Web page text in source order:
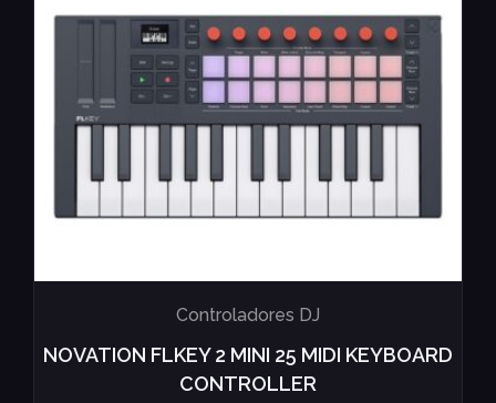
Controladores DJ
NOVATION FLKEY 2 MINI 25 MIDI KEYBOARD
CONTROLLER